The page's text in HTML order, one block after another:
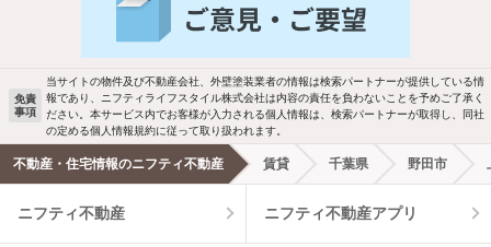
バス・トイレ別 2階以上
駐車場あり ペット相談
洗濯機置場あり 独立洗面台
エアコンあり 都市ガス
温水洗浄便座 オートロック
免責
事項
当サイトの物件及び不動産会社、外壁塗装業者の情報は検索パートナーが提供している情
報であり、ニフティライフスタイル株式会社は内容の責任を負わないことを予めご了承く
ださい。本サービス内でお客様が入力される個人情報は、検索パートナーが取得し、同社
の定める個人情報規約に従って取り扱われます。
不動産・住宅情報のニフティ不動産 賃貸 千葉県 野田市
ニフティ不動産 ニフティ不動産アプリ